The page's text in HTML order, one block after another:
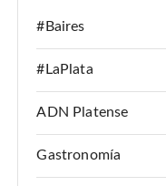
#Baires
#LaPlata
ADN Platense
Gastronomía